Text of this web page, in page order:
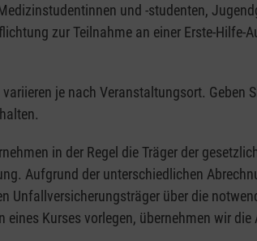
und -studenten,
zur Teilnahme an einer Erste-Hilfe-
je nach Veranstaltungsort. Geben
in der Regel die Träger der
Aufgrund der unterschiedlichen
Unfallversicherungsträger über die
Kurses vorlegen, übernehmen wir die